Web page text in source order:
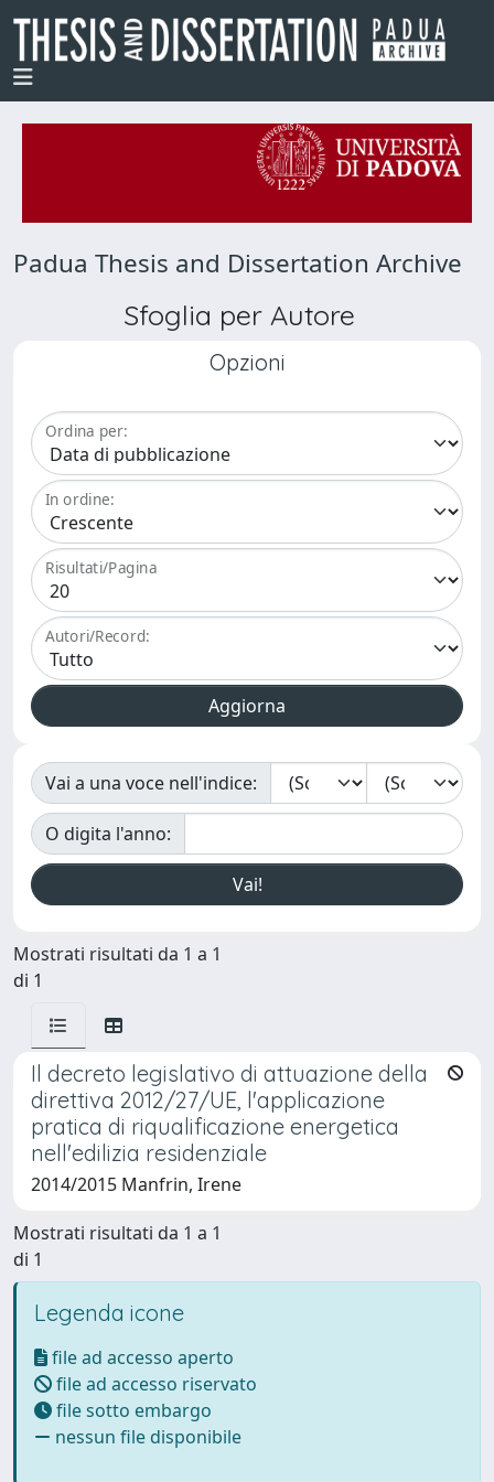
Padua Thesis and Dissertation Archive
Sfoglia per Autore
Opzioni
Ordina per:
In ordine:
Risultati/Pagina
Autori/Record:
Vai a una voce nell'indice:
O digita l'anno:
Mostrati risultati da 1 a 1
di 1
Il decreto legislativo di attuazione della
direttiva 2012/27/UE, l'applicazione
pratica di riqualificazione energetica
nell'edilizia residenziale
2014/2015 Manfrin, Irene
Mostrati risultati da 1 a 1
di 1
Legenda icone
file ad accesso aperto
file ad accesso riservato
file sotto embargo
nessun file disponibile